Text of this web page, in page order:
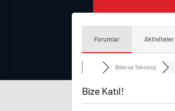
Forumlar Aktiviteler
Bilim ve Teknoloji
Bize Katıl!